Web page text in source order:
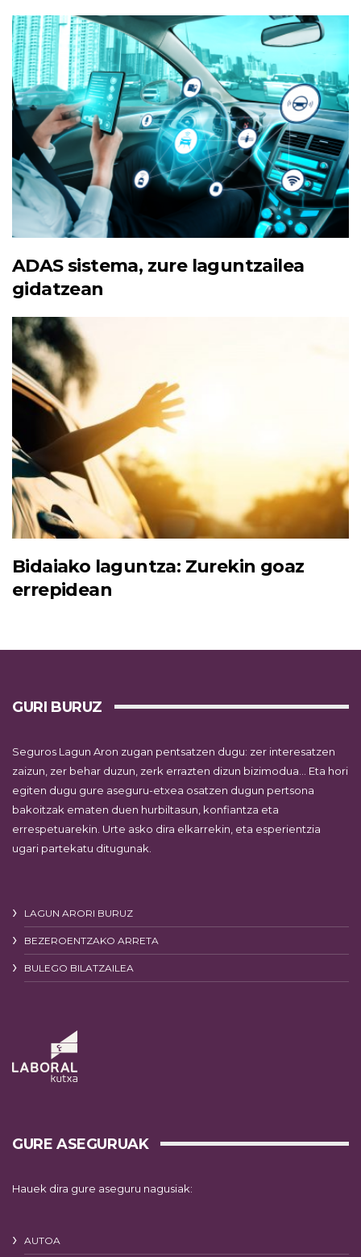
ADAS sistema, zure laguntzailea
gidatzean
Bidaiako laguntza: Zurekin goaz
errepidean
GURI BURUZ
Seguros Lagun Aron zugan pentsatzen dugu: zer interesatzen
zaizun, zer behar duzun, zerk errazten dizun bizimodua… Eta hori
egiten dugu gure aseguru-etxea osatzen dugun pertsona
bakoitzak ematen duen hurbiltasun, konfiantza eta
errespetuarekin. Urte asko dira elkarrekin, eta esperientzia
ugari partekatu ditugunak.
LAGUN ARORI BURUZ
BEZEROENTZAKO ARRETA
BULEGO BILATZAILEA
GURE ASEGURUAK
Hauek dira gure aseguru nagusiak:
AUTOA